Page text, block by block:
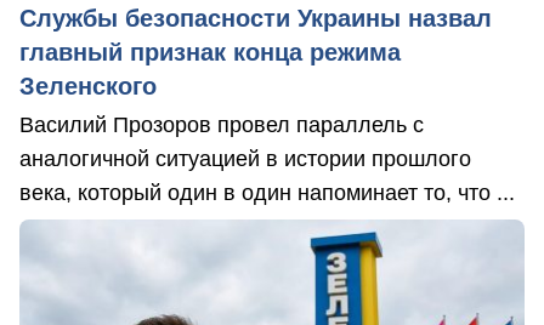
Службы безопасности Украины назвал
главный признак конца режима
Зеленского
Василий Прозоров провел параллель с
аналогичной ситуацией в истории прошлого
века, который один в один напоминает то, что ...